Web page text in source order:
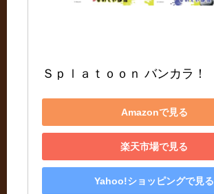
Ｓｐｌａｔｏｏｎ バンカラ！
Amazonで見る
楽天市場で見る
Yahoo!ショッピングで見る